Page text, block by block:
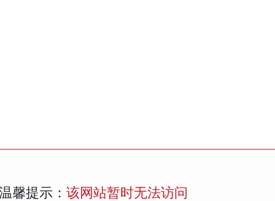
馨提示： 该网站暂时无法访问